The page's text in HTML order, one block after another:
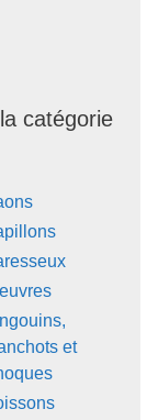
catégorie
et